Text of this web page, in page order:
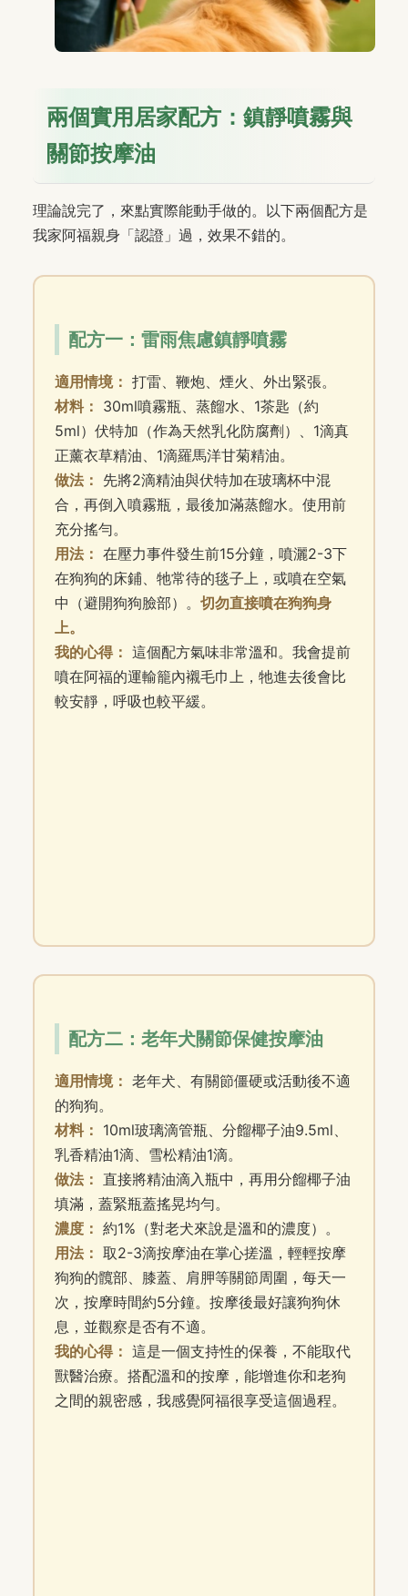
兩個實用居家配方：鎮靜噴霧與
關節按摩油
理論說完了，來點實際能動手做的。以下兩個配方是
我家阿福親身「認證」過，效果不錯的。
配方一：雷雨焦慮鎮靜噴霧
適用情境： 打雷、鞭炮、煙火、外出緊張。
材料： 30ml噴霧瓶、蒸餾水、1茶匙（約
5ml）伏特加（作為天然乳化防腐劑）、1滴真
正薰衣草精油、1滴羅馬洋甘菊精油。
做法： 先將2滴精油與伏特加在玻璃杯中混
合，再倒入噴霧瓶，最後加滿蒸餾水。使用前
充分搖勻。
用法： 在壓力事件發生前15分鐘，噴灑2-3下
在狗狗的床鋪、牠常待的毯子上，或噴在空氣
中（避開狗狗臉部）。 切勿直接噴在狗狗身
上。
我的心得： 這個配方氣味非常溫和。我會提前
噴在阿福的運輸籠內襯毛巾上，牠進去後會比
較安靜，呼吸也較平緩。
配方二：老年犬關節保健按摩油
適用情境： 老年犬、有關節僵硬或活動後不適
的狗狗。
材料： 10ml玻璃滴管瓶、分餾椰子油9.5ml、
乳香精油1滴、雪松精油1滴。
做法： 直接將精油滴入瓶中，再用分餾椰子油
填滿，蓋緊瓶蓋搖晃均勻。
濃度： 約1%（對老犬來說是溫和的濃度）。
用法： 取2-3滴按摩油在掌心搓溫，輕輕按摩
狗狗的髖部、膝蓋、肩胛等關節周圍，每天一
次，按摩時間約5分鐘。按摩後最好讓狗狗休
息，並觀察是否有不適。
我的心得： 這是一個支持性的保養，不能取代
獸醫治療。搭配溫和的按摩，能增進你和老狗
之間的親密感，我感覺阿福很享受這個過程。